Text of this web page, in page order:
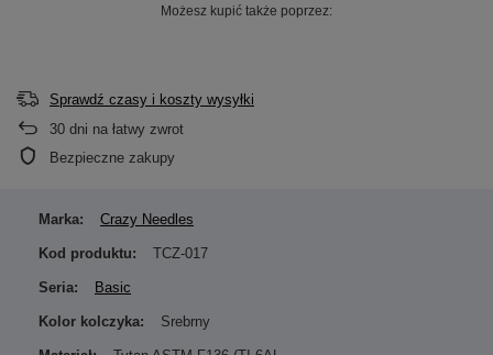
Możesz kupić także poprzez:
Sprawdź czasy i koszty wysyłki
30 dni na łatwy zwrot
Bezpieczne zakupy
Marka: Crazy Needles
Kod produktu: TCZ-017
Seria: Basic
Kolor kolczyka: Srebrny